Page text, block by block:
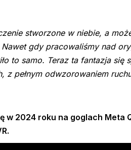
stworzone w niebie, a
Nawet gdy pracowaliśmy nad
to samo. Teraz ta fantazja
pełnym odwzorowaniem
w 2024 roku na goglach Meta